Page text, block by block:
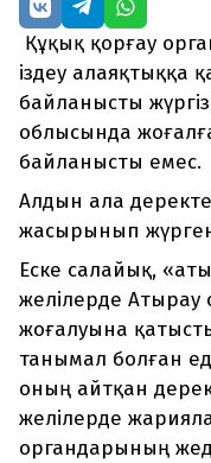
Құқық қорғау
іздеу алаяқтыққа
байланысты
облысында
байланысты емес.
Алдын ала
жасырынып
Еске салайық,
желілерде
жоғалуына
танымал болған
оның айтқан
желілерде
органдарының